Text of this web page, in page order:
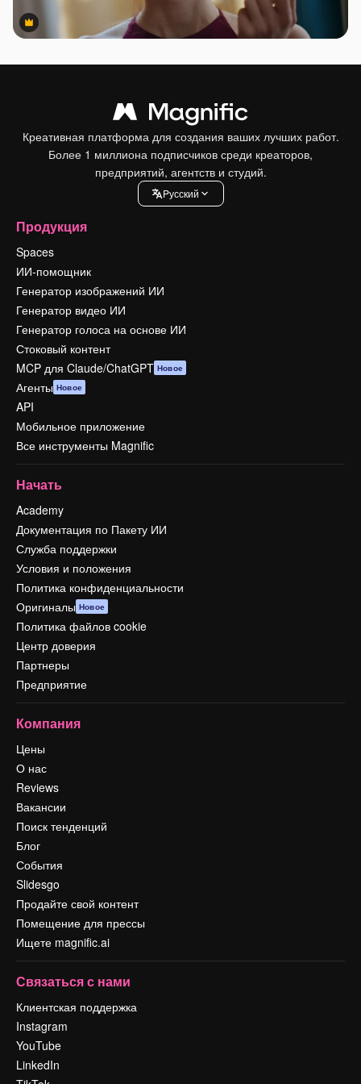
Premium
Premium
Креативная платформа для создания ваших лучших работ.
Более 1 миллиона подписчиков среди креаторов,
предприятий, агентств и студий.
Pусский
Продукция
Spaces
ИИ-помощник
Генератор изображений ИИ
Генератор видео ИИ
Генератор голоса на основе ИИ
Стоковый контент
MCP для Claude/ChatGPT Новое
Агенты Новое
API
Мобильное приложение
Все инструменты Magnific
Начать
Academy
Документация по Пакету ИИ
Служба поддержки
Условия и положения
Политика конфиденциальности
Оригиналы Новое
Политика файлов cookie
Центр доверия
Партнеры
Предприятие
Компания
Цены
О нас
Reviews
Вакансии
Поиск тенденций
Блог
События
Slidesgo
Продайте свой контент
Помещение для прессы
Ищете magnific.ai
Связаться с нами
Клиентская поддержка
Instagram
YouTube
LinkedIn